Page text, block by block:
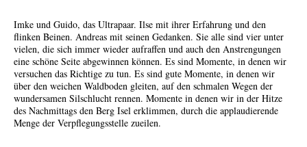
Imke und Guido, das Ultrapaar. Ilse mit ihrer Erfahrung und den
flinken Beinen. Andreas mit seinen Gedanken. Sie alle sind vier unter
vielen, die sich immer wieder aufraffen und auch den Anstrengungen
eine schöne Seite abgewinnen können. Es sind Momente, in denen wir
versuchen das Richtige zu tun. Es sind gute Momente, in denen wir
über den weichen Waldboden gleiten, auf den schmalen Wegen der
wundersamen Silschlucht rennen. Momente in denen wir in der Hitze
des Nachmittags den Berg Isel erklimmen, durch die applaudierende
Menge der Verpflegungsstelle zueilen.